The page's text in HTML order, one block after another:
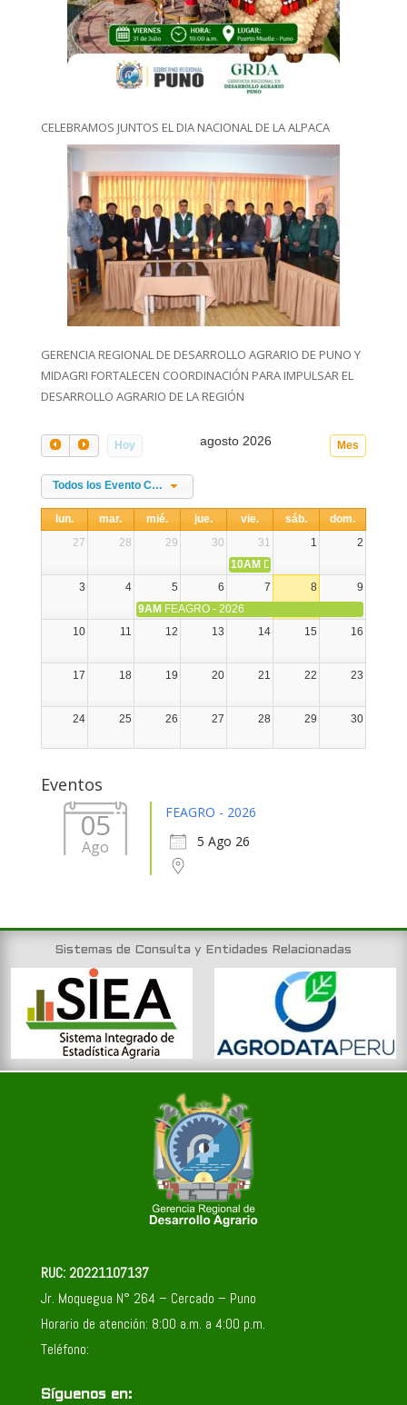
CELEBRAMOS JUNTOS EL DIA NACIONAL DE LA ALPACA
GERENCIA REGIONAL DE DESARROLLO AGRARIO DE PUNO Y
MIDAGRI FORTALECEN COORDINACIÓN PARA IMPULSAR EL
DESARROLLO AGRARIO DE LA REGIÓN
Hoy Mes
agosto 2026
Todos los Evento Categories
lun. mar. mié. jue. vie. sáb.
dom.
27
28 29 30 31 1
2
10AM DIA NACIONAL DE LA
3
4 5 6 7 8
9
9AM FEAGRO - 2026
10
11 12 13 14 15 16
17 18 19 20 21 22 23
24 25 26 27 28 29 30
Eventos
05
Ago
FEAGRO - 2026
5 Ago 26
Sistemas de Consulta y Entidades Relacionadas
RUC: 20221107137
Jr. Moquegua N° 264 – Cercado – Puno
Horario de atención: 8:00 a.m. a 4:00 p.m.
Teléfono:
Síguenos en: